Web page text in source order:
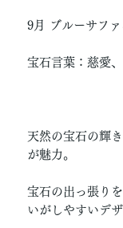
9月 ブルーサフ
宝石言葉：慈愛
天然の宝石の輝
が魅力。
宝石の出っ張り
いがしやすいデザ